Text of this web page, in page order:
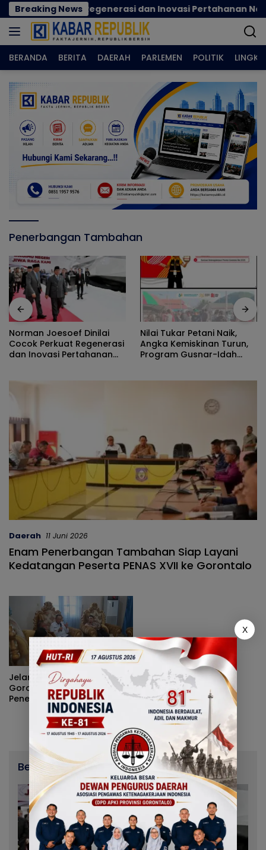
Langsung
ke
konten
Breaking News
Perkuat Regenerasi dan Inovasi Pertahanan Nasional
BERANDA BERITA DAERAH PARLEMEN POLITIK
Penerbangan Tambahan
Norman Joesoef Dinilai
Cocok Perkuat Regenerasi
dan Inovasi Pertahanan
Nilai Tukar Petani Naik,
Angka Kemiskinan Turun,
Program Gusnar-Idah
Daerah 11 Juni 2026
Enam Penerbangan Tambahan Siap Layani
Kedatangan Peserta PENAS XVII ke Gorontalo
Jelang PENAS XVII 2026,
Gorontalo Tambah
Penerbangan dan Siagakan
SPBU 24 Jam
Berita Terbaru
X